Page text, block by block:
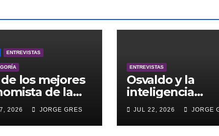
ENTREVISTAS
los mejores
de la
engalana
Gustavo
en vivo
2026 JORGE GRES
ENTREVISTAS
Osvaldo y la
inteligencia
artificial.
JUL 22, 2026 JORGE